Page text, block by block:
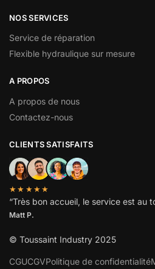
NOS SERVICES
Service de réparation
Flexible hydraulique sur mesure
A PROPOS
A propos de nous
Contactez-nous
CLIENTS SATISFAITS
★★★★★
“Très bon accueil, le service est au
Matt P.
© Toussaint Industry 2025
CGUCGVPolitique de confidentialité